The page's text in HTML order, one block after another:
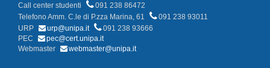
Call center studenti
091 238 86472
Telefono Amm. C.le di P.zza Marina, 61
091 238 93011
URP
urp@unipa.it
091 238 93666
PEC
pec@cert.unipa.it
Webmaster
webmaster@unipa.it